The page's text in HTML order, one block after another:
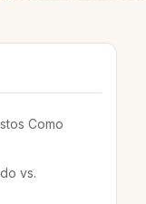
Como
vs.